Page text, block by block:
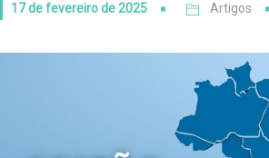
17 de fevereiro de 2025 Artigos